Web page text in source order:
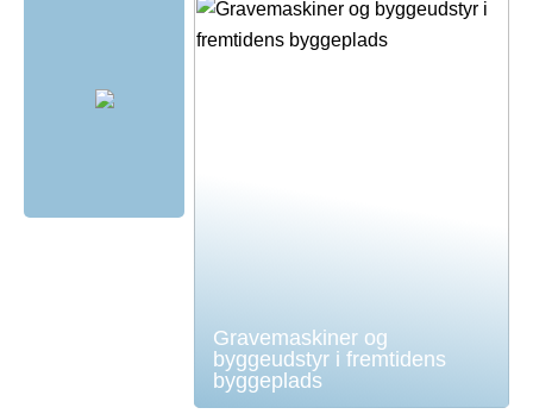
Gravemaskiner og
byggeudstyr i fremtidens
byggeplads